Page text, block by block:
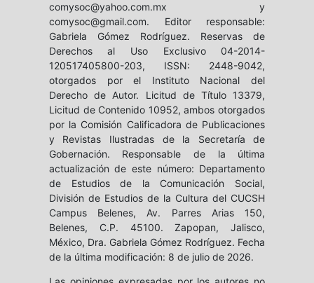
comysoc@yahoo.com.mx y
comysoc@gmail.com. Editor responsable:
Gabriela Gómez Rodríguez. Reservas de
Derechos al Uso Exclusivo 04-2014-
120517405800-203, ISSN: 2448-9042,
otorgados por el Instituto Nacional del
Derecho de Autor. Licitud de Título 13379,
Licitud de Contenido 10952, ambos otorgados
por la Comisión Calificadora de Publicaciones
y Revistas Ilustradas de la Secretaría de
Gobernación. Responsable de la última
actualización de este número: Departamento
de Estudios de la Comunicación Social,
División de Estudios de la Cultura del CUCSH
Campus Belenes, Av. Parres Arias 150,
Belenes, C.P. 45100. Zapopan, Jalisco,
México, Dra. Gabriela Gómez Rodríguez. Fecha
de la última modificación: 8 de julio de 2026.